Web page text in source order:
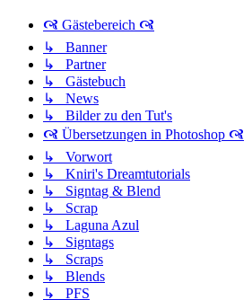
🙧 Gästebereich 🙧
↳ Banner
↳ Partner
↳ Gästebuch
↳ News
↳ Bilder zu den Tut's
🙧 Übersetzungen in Photoshop 🙧
↳ Vorwort
↳ Kniri's Dreamtutorials
↳ Signtag & Blend
↳ Scrap
↳ Laguna Azul
↳ Signtags
↳ Scraps
↳ Blends
↳ PFS